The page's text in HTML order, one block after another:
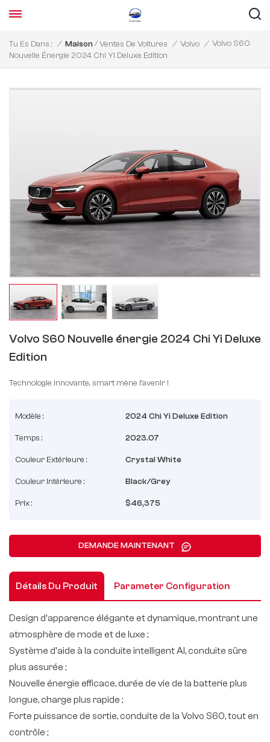
Tu Es Dans : / Maison/Ventes De Voitures / Volvo / Volvo S60
Nouvelle Énergie 2024 Chi Yi Deluxe Edition
Volvo S60 Nouvelle énergie 2024 Chi Yi Deluxe
Edition
Technologie innovante, smart mène l'avenir !
Modèle : 2024 Chi Yi Deluxe Edition
Temps : 2023.07
Couleur Extérieure : Crystal White
Couleur Intérieure : Black/Grey
Prix : $46,375
DEMANDE MAINTENANT
Détails Du Produit Parameter Configuration
Design d'apparence élégante et dynamique, montrant une
atmosphère de mode et de luxe ;
Système d'aide à la conduite intelligent AI, conduite sûre
plus assurée ;
Nouvelle énergie efficace, durée de vie de la batterie plus
longue, charge plus rapide ;
Forte puissance de sortie, conduite de la Volvo S60, tout en
contrôle ;